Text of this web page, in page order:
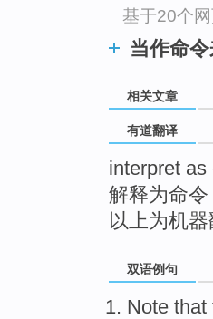
基于20个
当作命
相关文章
有道翻译
interpret as
解释为命令
以上为机
双语例句
Note that